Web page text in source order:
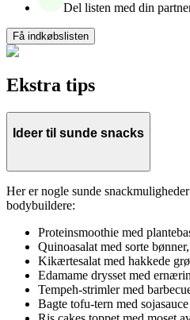
Del listen med din
Få indkøbslisten
Ekstra tips
Ideer til sunde snacks
Her er nogle sunde
bodybuildere:
Proteinsmoothie med
Quinoasalat med sorte
Kikærtesalat med hakkede
Edamame drysset med
Tempeh-strimler med
Bagte tofu-tern med